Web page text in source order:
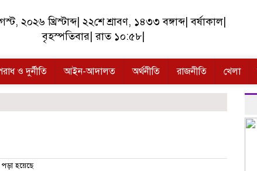
২০২৬ খ্রিস্টাব্দ|২২শে শ্রাবণ, ১৪৩৩ বঙ্গাব্দ|বর্ষাকাল|
বৃহস্পতিবার|রাত ১০:৫৮|
ও দুর্নীতি আইন-আদালত অর্থনীতি রাজনীতি খেলা
হয়েছে